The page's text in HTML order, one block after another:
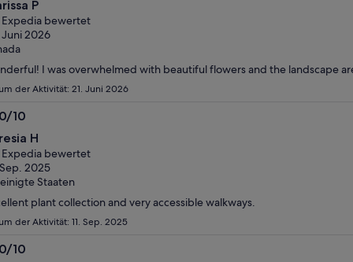
P
Expedia bewertet
2026
I was overwhelmed with beautiful flowers and the landscape
der Aktivität: 21. Juni 2026
10
H
Expedia bewertet
2025
Staaten
plant collection and very accessible walkways.
der Aktivität: 11. Sep. 2025
10